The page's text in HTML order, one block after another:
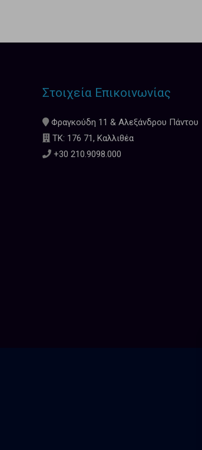
Στοιχεία Επικοινωνίας
Φραγκούδη 11 & Αλεξάνδρου Πάντου
ΤΚ: 176 71, Καλλιθέα
+30 210.9098.000